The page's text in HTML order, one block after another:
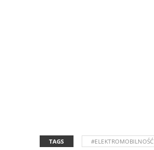
TAGS #ELEKTROMOBILNOŚĆ